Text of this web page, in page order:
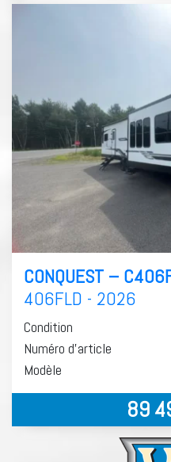
CONQUEST –
406FLD - 2026
Condition
Numéro d'article
Modèle
89